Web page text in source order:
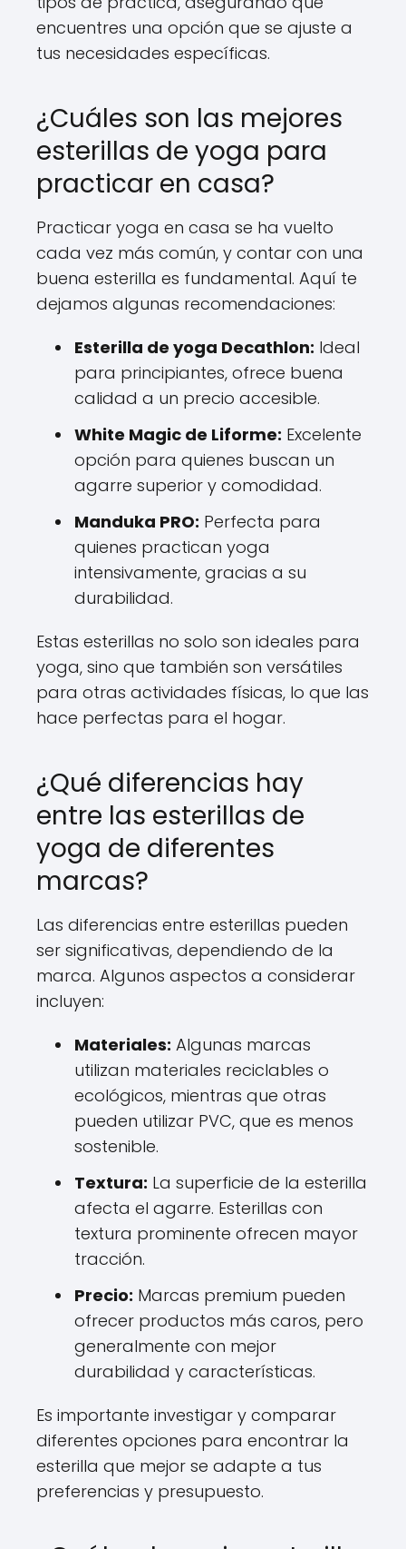
encuentres una opción que se ajuste a
tus necesidades específicas.
¿Cuáles son las mejores
esterillas de yoga para
practicar en casa?
Practicar yoga en casa se ha vuelto
cada vez más común, y contar con una
buena esterilla es fundamental. Aquí te
dejamos algunas recomendaciones:
Esterilla de yoga Decathlon: Ideal
para principiantes, ofrece buena
calidad a un precio accesible.
White Magic de Liforme: Excelente
opción para quienes buscan un
agarre superior y comodidad.
Manduka PRO: Perfecta para
quienes practican yoga
intensivamente, gracias a su
durabilidad.
Estas esterillas no solo son ideales para
yoga, sino que también son versátiles
para otras actividades físicas, lo que las
hace perfectas para el hogar.
¿Qué diferencias hay
entre las esterillas de
yoga de diferentes
marcas?
Las diferencias entre esterillas pueden
ser significativas, dependiendo de la
marca. Algunos aspectos a considerar
incluyen:
Materiales: Algunas marcas
utilizan materiales reciclables o
ecológicos, mientras que otras
pueden utilizar PVC, que es menos
sostenible.
Textura: La superficie de la esterilla
afecta el agarre. Esterillas con
textura prominente ofrecen mayor
tracción.
Precio: Marcas premium pueden
ofrecer productos más caros, pero
generalmente con mejor
durabilidad y características.
Es importante investigar y comparar
diferentes opciones para encontrar la
esterilla que mejor se adapte a tus
preferencias y presupuesto.